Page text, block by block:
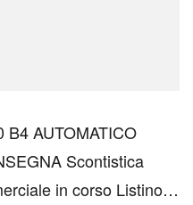
in corso Listino